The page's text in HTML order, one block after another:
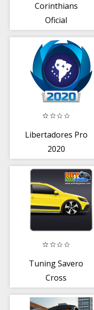
Corinthians
Oficial
Libertadores Pro
2020
Tuning Savero
Cross